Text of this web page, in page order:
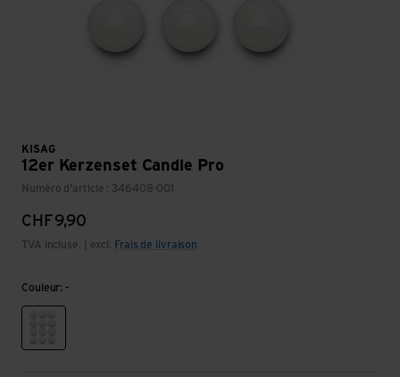
KISAG
12er Kerzenset Candle Pro
Numéro d'article : 346408-001
CHF9,90
TVA incluse. | excl. Frais de livraison
Couleur: -